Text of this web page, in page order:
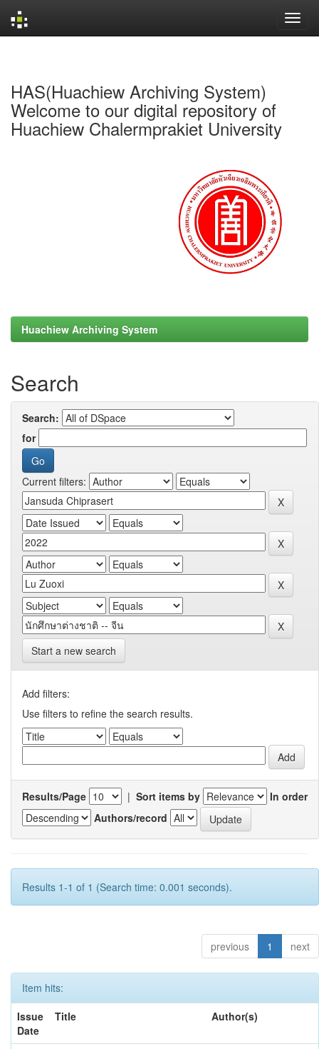
HAS(Huachiew Archiving System)
Welcome to our digital repository of
Huachiew Chalermprakiet University
Huachiew Archiving System
Search
Search:
for
Current filters:
Start a new search
Add filters:
Use filters to refine the search results.
Results/Page | Sort items by
In order
Authors/record
Results 1-1 of 1 (Search time: 0.001 seconds).
previous 1 next
Item hits:
Issue
Date
Title Author(s)